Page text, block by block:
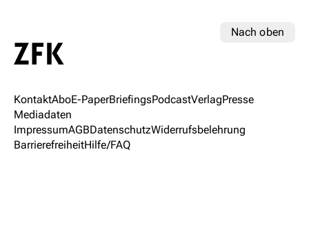
Nach oben
KontaktAboE-PaperBriefingsPodcastVerlagPresse
Mediadaten
ImpressumAGBDatenschutzWiderrufsbelehrung
BarrierefreiheitHilfe/FAQ